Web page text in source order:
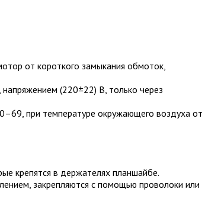
от короткого замыкания обмоток,
(220±22) В, только через
при температуре окружающего воздуха от
крепятся в держателях планшайбе.
закрепляются с помощью проволоки или